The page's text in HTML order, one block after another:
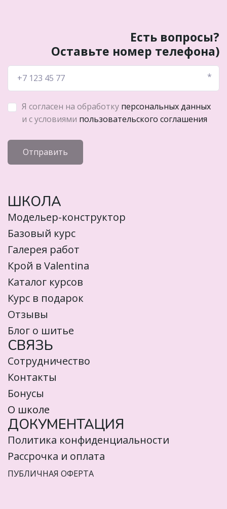
Есть вопросы?
Оставьте номер телефона)
*
Я согласен на обработку персональных данных
и с условиями пользовательского соглашения
Отправить
ШКОЛА
Модельер-конструктор
Базовый курс
Галерея работ
Крой в Valentina
Каталог курсов
Курс в подарок
Отзывы
Блог о шитье
СВЯЗЬ
Сотрудничество
Контакты
Бонусы
О школе
ДОКУМЕНТАЦИЯ
Политика конфиденциальности
Рассрочка и оплата
ПУБЛИЧНАЯ ОФЕРТА